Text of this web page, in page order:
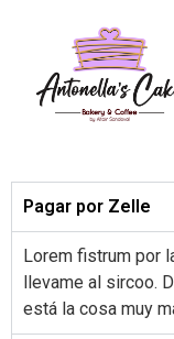
Pagar por Zelle
Lorem fistrum por
llevame al sircoo.
está la cosa muy